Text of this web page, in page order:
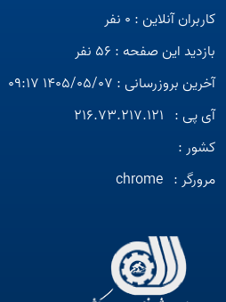
کاربران آنلاین : 0 نفر
بازدید این صفحه : 56 نفر
آخرین بروزرسانی : 1405/05/07 09:17
آی پی : 216.73.217.121
کشور :
مرورگر : chrome